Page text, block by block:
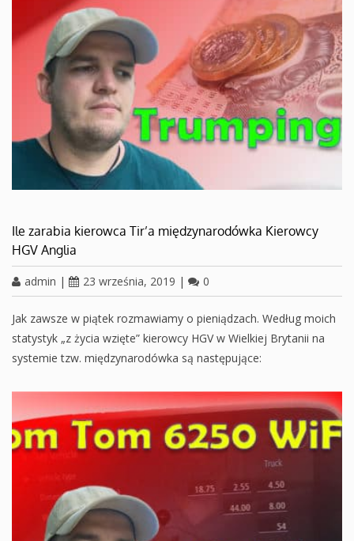
Ile zarabia kierowca Tir’a międzynarodówka Kierowcy
HGV Anglia
admin | 23 września, 2019 | 0
Jak zawsze w piątek rozmawiamy o pieniądzach. Według moich
statystyk „z życia wzięte” kierowcy HGV w Wielkiej Brytanii na
systemie tzw. międzynarodówka są następujące: